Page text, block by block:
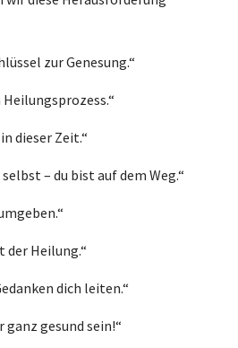
zur Genesung.“
dieser Zeit.“
– du bist auf dem Weg.“
der Heilung.“
dich leiten.“
ganz gesund sein!“